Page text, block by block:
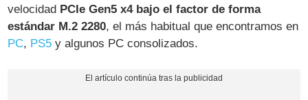
velocidad PCIe Gen5 x4 bajo el factor de forma
estándar M.2 2280, el más habitual que encontramos en
PC, PS5 y algunos PC consolizados.